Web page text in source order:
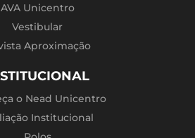
AVA Unicentro
Vestibular
Aproximação
o Nead Unicentro
Institucional